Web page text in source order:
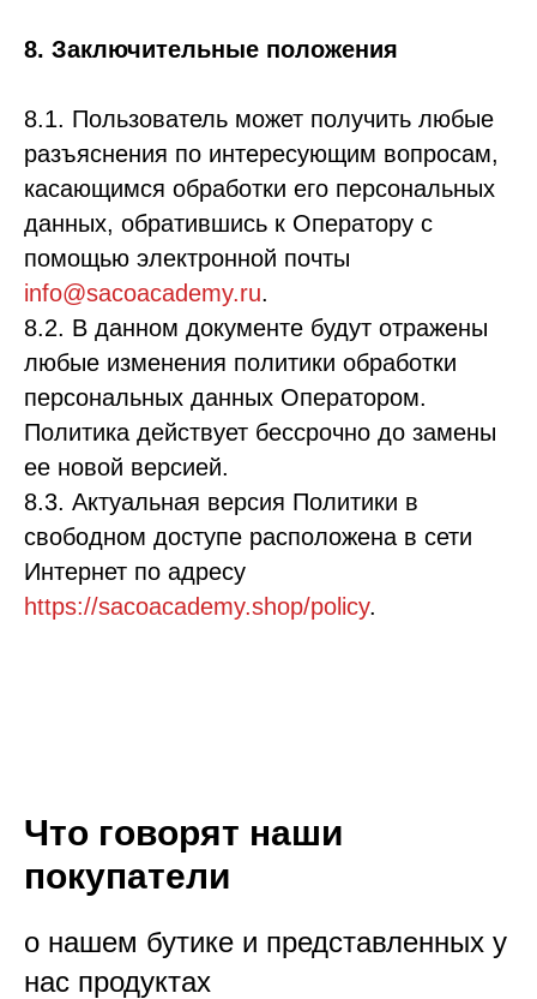
8. Заключительные положения
8.1. Пользователь может получить любые
разъяснения по интересующим вопросам,
касающимся обработки его персональных
данных, обратившись к Оператору с
помощью электронной почты
info@sacoacademy.ru.
8.2. В данном документе будут отражены
любые изменения политики обработки
персональных данных Оператором.
Политика действует бессрочно до замены
ее новой версией.
8.3. Актуальная версия Политики в
свободном доступе расположена в сети
Интернет по адресу
https://sacoacademy.shop/policy.
Что говорят наши
покупатели
о нашем бутике и представленных у
нас продуктах